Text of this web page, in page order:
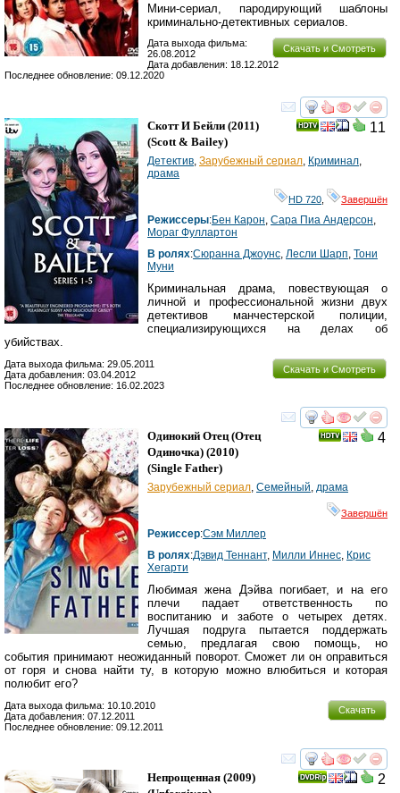
Мини-сериал, пародирующий шаблоны
криминально-детективных сериалов.
Скачать и Смотреть
Дата выхода фильма:
26.08.2012
Дата добавления: 18.12.2012
Последнее обновление: 09.12.2020
смотреть
11
Скотт И Бейли (2011)
(Scott & Bailey)
Детектив, Зарубежный сериал, Криминал,
драма
HD 720 Завершён
Режиссеры:Бен Карон, Сара Пиа Андерсон,
Мораг Фуллартон
В ролях:Сюранна Джоунс, Лесли Шарп, Тони
Муни
Криминальная драма, повествующая о
личной и профессиональной жизни двух
детективов манчестерской полиции,
специализирующихся на делах об
убийствах.
Скачать и Смотреть
Дата выхода фильма: 29.05.2011
Дата добавления: 03.04.2012
Последнее обновление: 16.02.2023
смотреть
4
Одинокий Отец (Отец
Одиночка) (2010)
(Single Father)
Зарубежный сериал, Семейный, драма
Завершён
Режиссер:Сэм Миллер
В ролях:Дэвид Теннант, Милли Иннес, Крис
Хегарти
Любимая жена Дэйва погибает, и на его
плечи падает ответственность по
воспитанию и заботе о четырех детях.
Лучшая подруга пытается поддержать
семью, предлагая свою помощь, но
события принимают неожиданный поворот. Сможет ли он оправиться
от горя и снова найти ту, в которую можно влюбиться и которая
полюбит его?
Скачать
Дата выхода фильма: 10.10.2010
Дата добавления: 07.12.2011
Последнее обновление: 09.12.2011
смотреть
2
Непрощенная (2009)